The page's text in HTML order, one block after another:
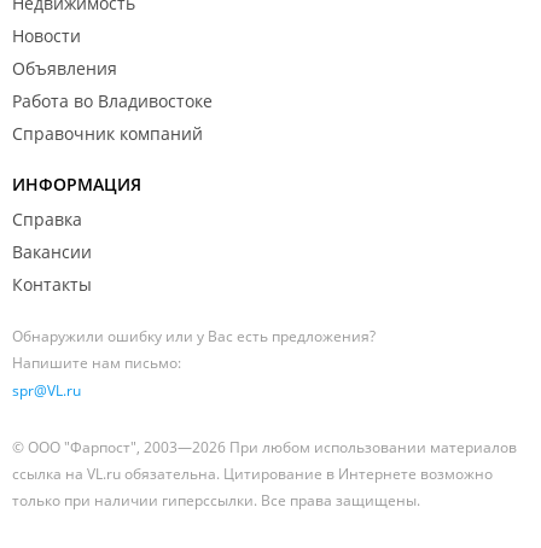
Новости
Объявления
Работа во Владивостоке
Справочник компаний
ИНФОРМАЦИЯ
Справка
Вакансии
Контакты
Обнаружили ошибку или у Вас есть предложения?
Напишите нам письмо:
spr@VL.ru
© ООО "Фарпост", 2003—2026 При любом использовании материалов
ссылка на VL.ru обязательна. Цитирование в Интернете возможно
только при наличии гиперссылки. Все права защищены.